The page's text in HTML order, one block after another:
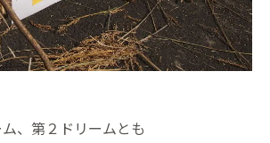
、第２ドリームとも